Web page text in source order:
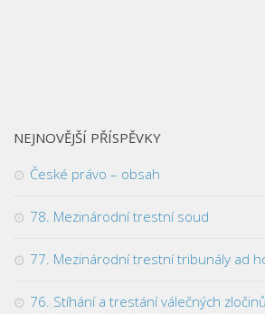
NEJNOVĚJŠÍ PŘÍSPĚVKY
České právo – obsah
78. Mezinárodní trestní soud
77. Mezinárodní trestní tribunály ad
76. Stíhání a trestání válečných